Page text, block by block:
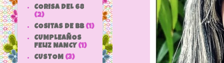
CORISA DEL 68
(2)
COSITAS DE bb (1)
CUMPLEAÑOS
FELIZ NANCY (1)
CUSTOM (3)